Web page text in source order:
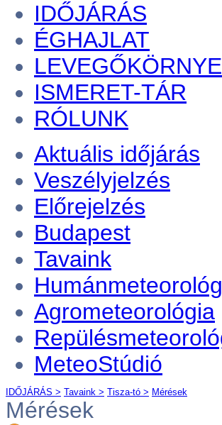
IDŐJÁRÁS
ÉGHAJLAT
ISMERET-TÁR
RÓLUNK
Aktuális időjárás
Veszélyjelzés
Előrejelzés
Budapest
Tavaink
Agrometeorológia
MeteoStúdió
IDŐJÁRÁS > Tavaink > Tisza-tó > Mérések
Mérések